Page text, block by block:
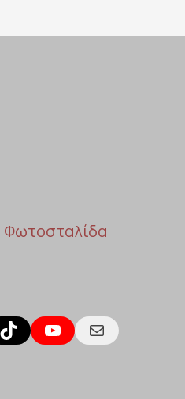
TikTok YouTube